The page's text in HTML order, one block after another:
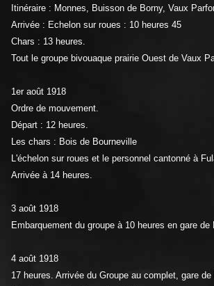
Itinéraire : Monnes, Buisson de Borny, Vaux
Arrivée : Echelon sur roues : 10 heures 45
Chars : 13 heures.
Tout le groupe bivouaque prairie Ouest de Vaux
1er août 1918
Ordre de mouvement.
Départ : 12 heures.
Les chars : Bois de Bourneville
L'échelon sur roues et le personnel cantonné à
Arrivée à 14 heures.
3 août 1918
Embarquement du groupe à 10 heures en gare de
4 août 1918
17 heures. Arrivée du Groupe au complet, gare